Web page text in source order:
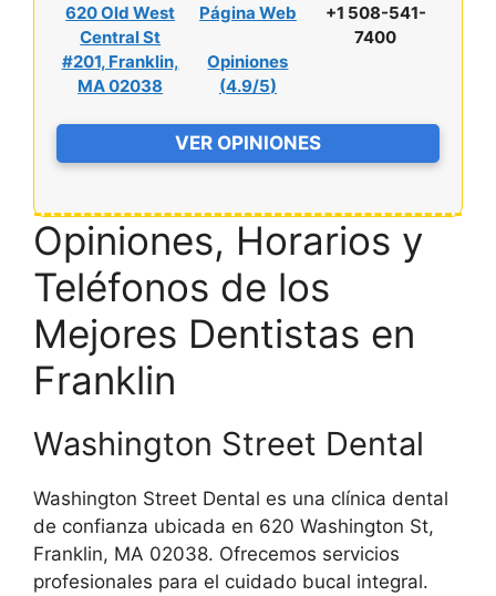
620 Old West
Central St
#201, Franklin,
MA 02038
Página Web
Opiniones
(4.9/5)
+1 508-541-
7400
VER OPINIONES
Opiniones, Horarios y
Teléfonos de los
Mejores Dentistas en
Franklin
Washington Street Dental
Washington Street Dental es una clínica dental
de confianza ubicada en 620 Washington St,
Franklin, MA 02038. Ofrecemos servicios
profesionales para el cuidado bucal integral.